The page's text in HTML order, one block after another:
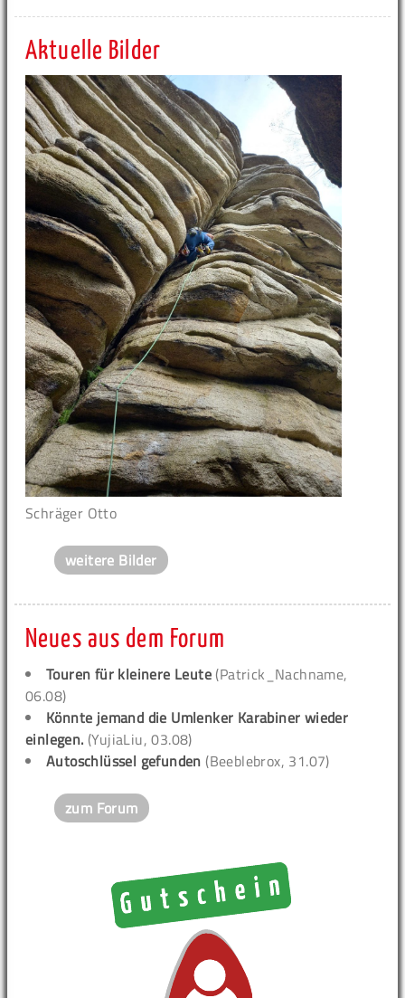
Aktuelle Bilder
Schräger Otto
weitere Bilder
Neues aus dem Forum
Touren für kleinere Leute (Patrick_Nachname,
06.08)
Könnte jemand die Umlenker Karabiner wieder
einlegen. (YujiaLiu, 03.08)
Autoschlüssel gefunden (Beeblebrox, 31.07)
zum Forum